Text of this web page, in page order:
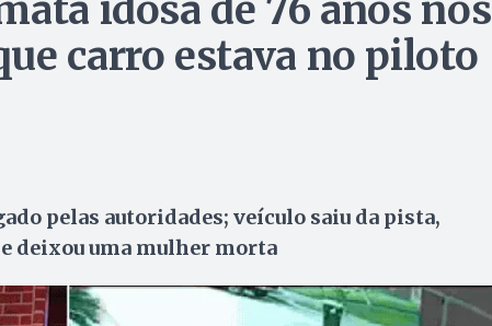
idosa de 76 anos nos
carro estava no piloto
pelas autoridades; veículo saiu da pista,
deixou uma mulher morta